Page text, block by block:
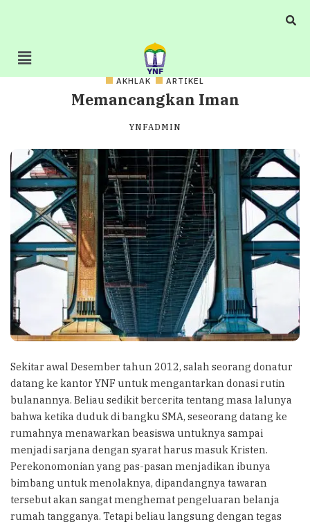
AKHLAK ARTIKEL
Memancangkan Iman
YNFADMIN
Sekitar awal Desember tahun 2012, salah seorang donatur
datang ke kantor YNF untuk mengantarkan donasi rutin
bulanannya. Beliau sedikit bercerita tentang masa lalunya
bahwa ketika duduk di bangku SMA, seseorang datang ke
rumahnya menawarkan beasiswa untuknya sampai
menjadi sarjana dengan syarat harus masuk Kristen.
Perekonomonian yang pas-pasan menjadikan ibunya
bimbang untuk menolaknya, dipandangnya tawaran
tersebut akan sangat menghemat pengeluaran belanja
rumah tangganya. Tetapi beliau langsung dengan tegas